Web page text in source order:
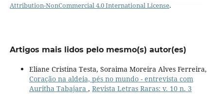
Attribution-NonCommercial 4.0 International License.
Artigos mais lidos pelo mesmo(s) autor(es)
Eliane Cristina Testa, Soraima Moreira Alves Ferreira,
Coração na aldeia, pés no mundo - entrevista com
Auritha Tabajara , Revista Letras Raras: v. 10 n. 3